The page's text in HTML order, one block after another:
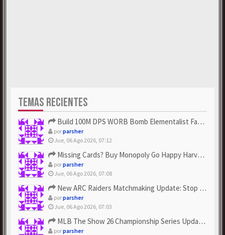
TEMAS RECIENTES
Build 100M DPS WORB Bomb Elementalist Fast - Grab POE Curren...
porparsher
Jue, 06 Ago 2026, 07:12
Missing Cards? Buy Monopoly Go Happy Harvest with Looney Tun...
porparsher
Jue, 06 Ago 2026, 07:08
New ARC Raiders Matchmaking Update: Stop Failed - Grab Bluep...
porparsher
Jue, 06 Ago 2026, 07:03
MLB The Show 26 Championship Series Update! Get Cheap & ...
porparsher